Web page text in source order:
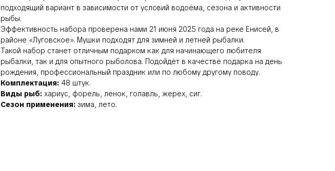
подходящий вариант в зависимости от условий водоёма, сезона и активности
рыбы.
Эффективность набора проверена нами 21 июня 2025 года на реке Енисей, в
районе «Луговское». Мушки подходят для зимней и летней рыбалки.
Такой набор станет отличным подарком как для начинающего любителя
рыбалки, так и для опытного рыболова. Подойдёт в качестве подарка на день
рождения, профессиональный праздник или по любому другому поводу.
Комплектация: 48 штук.
Виды рыб: хариус, форель, ленок, голавль, жерех, сиг.
Сезон применения: зима, лето.